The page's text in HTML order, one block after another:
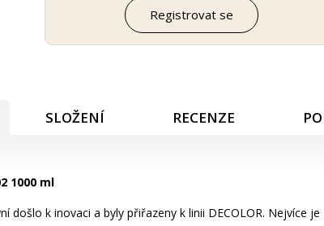
Registrovat se
SLOŽENÍ RECENZE
1000 ml
došlo k inovaci a byly přiřazeny k linii DECOLOR. Nejvíce je